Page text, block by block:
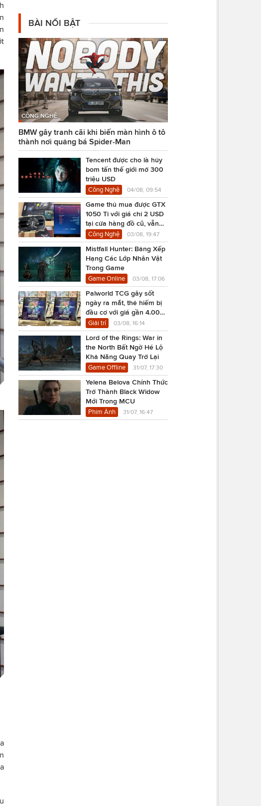
BÀI NỔI BẬT
CÔNG NGHỆ
BMW gây tranh cãi khi biến màn hình ô tô
thành nơi quảng bá Spider-Man
Tencent được cho là hủy
bom tấn thế giới mở 300
triệu USD
Công Nghệ 04/08, 09:54
Game thủ mua được GTX
1050 Ti với giá chỉ 2 USD
tại cửa hàng đồ cũ, vẫn
chạy Cyberpunk 2077
Công Nghệ 03/08, 19:47
Mistfall Hunter: Bảng Xếp
Hạng Các Lớp Nhân Vật
Trong Game
Game Online 03/08, 17:06
Palworld TCG gây sốt
ngày ra mắt, thẻ hiếm bị
đầu cơ với giá gần 4.000
USD
Giải trí 03/08, 16:14
Lord of the Rings: War in
the North Bất Ngờ Hé Lộ
Khả Năng Quay Trở Lại
Game Offline 31/07, 17:30
Yelena Belova Chính Thức
Trở Thành Black Widow
Mới Trong MCU
Phim Ảnh 31/07, 16:47